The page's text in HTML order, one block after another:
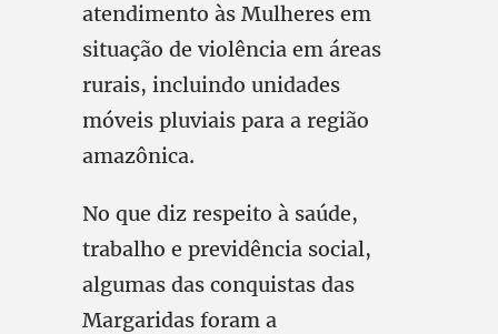
atendimento às Mulheres em
situação de violência em áreas
rurais, incluindo unidades
móveis pluviais para a região
amazônica.
No que diz respeito à saúde,
trabalho e previdência social,
algumas das conquistas das
Margaridas foram a